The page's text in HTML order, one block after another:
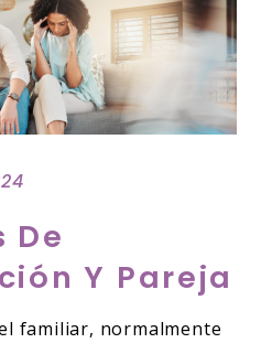
De
Y Pareja
familiar, normalmente